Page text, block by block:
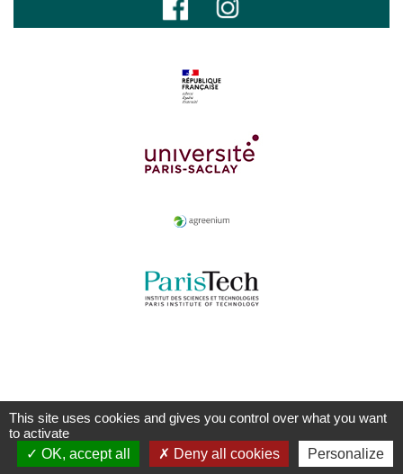
This site uses cookies and gives you control over what you want
to activate
OK, accept all
Deny all cookies Personalize